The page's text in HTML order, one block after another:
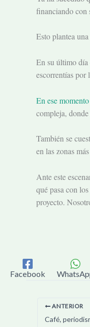
financiando con
Esto plantea
En su último día
escorrentías por
En ese momento
compleja,
También se
en las zonas
Ante este
qué pasa con
proyecto.
Facebook
ANTERIOR
Café,